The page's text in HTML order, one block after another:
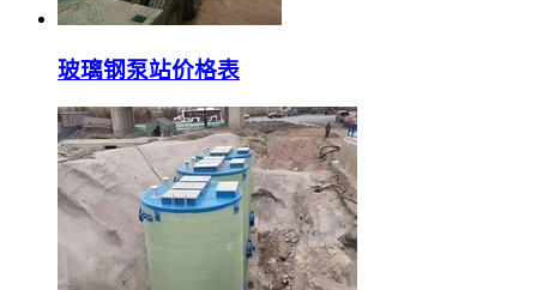
玻璃钢泵站价格表